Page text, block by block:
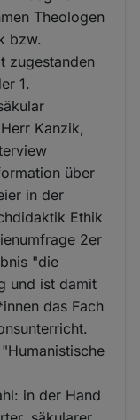
Theologen
bzw.
zugestanden
1.
Kanzik,
über
in der
Ethik
2er
"die
und ist damit
das Fach
in der Hand